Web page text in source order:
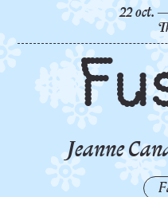
du
22 oct.
Jeanne
Fermé, ouvre Lundi 24